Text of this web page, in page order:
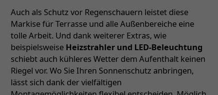
Auch als Schutz vor Regenschauern leistet diese
Markise für Terrasse und alle Außenbereiche eine
tolle Arbeit. Und dank weiterer Extras, wie
beispielsweise Heizstrahler und LED-Beleuchtung
schiebt auch kühleres Wetter dem Aufenthalt keinen
Riegel vor. Wo Sie Ihren Sonnenschutz anbringen,
lässt sich dank der vielfältigen